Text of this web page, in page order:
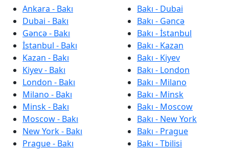
Ankara - Bakı
Dubai - Bakı
Gəncə - Bakı
İstanbul - Bakı
Kazan - Bakı
Kiyev - Bakı
London - Bakı
Milano - Bakı
Minsk - Bakı
Moscow - Bakı
New York - Bakı
Prague - Bakı
Bakı - Dubai
Bakı - Gəncə
Bakı - İstanbul
Bakı - Kazan
Bakı - Kiyev
Bakı - London
Bakı - Milano
Bakı - Minsk
Bakı - Moscow
Bakı - New York
Bakı - Prague
Bakı - Tbilisi